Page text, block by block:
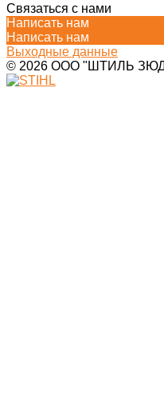
Связаться с нами
Написать нам
Написать нам
Выходные данные
© 2026 ООО "ШТИЛЬ